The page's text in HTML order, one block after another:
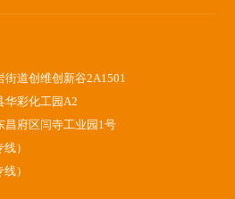
道创维创新谷2A1501
华彩化工园A2
昌府区闫寺工业园1号
）
）